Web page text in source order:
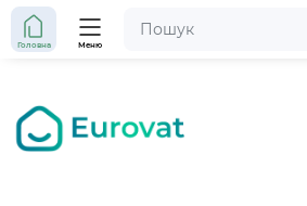
Головна Меню